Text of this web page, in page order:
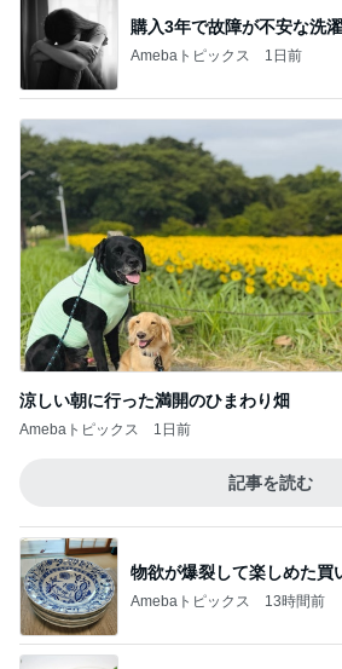
購入3年で故障が不安な洗
Amebaトピックス 1日前
涼しい朝に行った満開のひまわり畑
Amebaトピックス 1日前
記事を読む
物欲が爆裂して楽しめた買
Amebaトピックス 13時間前